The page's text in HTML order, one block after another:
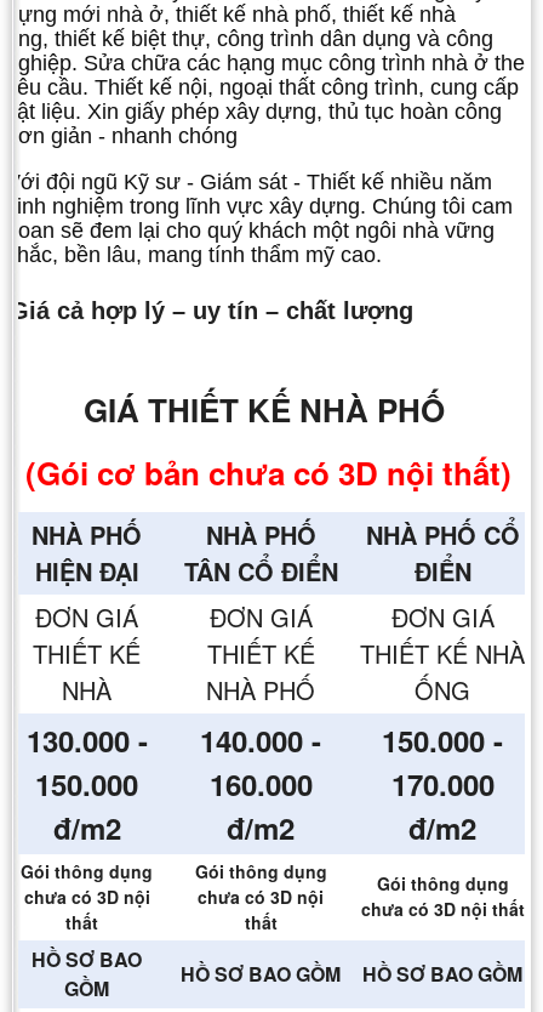
dựng mới nhà ở, thiết kế nhà phố, thiết kế nhà
ống, thiết kế biệt thự, công trình dân dụng và công
nghiệp. Sửa chữa các hạng mục công trình nhà ở theo
yêu cầu. Thiết kế nội, ngoại thất công trình, cung cấp
vật liệu. Xin giấy phép xây dựng, thủ tục hoàn công
đơn giản - nhanh chóng
Với đội ngũ Kỹ sư - Giám sát - Thiết kế nhiều năm
kinh nghiệm trong lĩnh vực xây dựng. Chúng tôi cam
đoan sẽ đem lại cho quý khách một ngôi nhà vững
chắc, bền lâu, mang tính thẩm mỹ cao.
Giá cả hợp lý – uy tín – chất lượng
GIÁ THIẾT KẾ NHÀ PHỐ
(Gói cơ bản chưa có 3D nội thất)
NHÀ PHỐ
HIỆN ĐẠI
NHÀ PHỐ
TÂN CỔ ĐIỂN
NHÀ PHỐ CỔ
ĐIỂN
ĐƠN GIÁ
THIẾT KẾ
NHÀ
ĐƠN GIÁ
THIẾT KẾ
NHÀ PHỐ
ĐƠN GIÁ
THIẾT KẾ NHÀ
ỐNG
130.000 -
150.000
đ/m2
140.000 -
160.000
đ/m2
150.000 -
170.000
đ/m2
Gói thông dụng
chưa có 3D nội
thất
Gói thông dụng
chưa có 3D nội
thất
Gói thông dụng
chưa có 3D nội thất
HỒ SƠ BAO
GỒM
HỒ SƠ BAO GỒM
HỒ SƠ BAO GỒM